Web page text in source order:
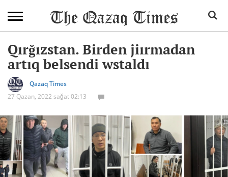
Qırğızstan. Birden jiırmadan
artıq belsendi wstaldı
Qazaq Times
27 Qazan, 2022 sağat 02:13